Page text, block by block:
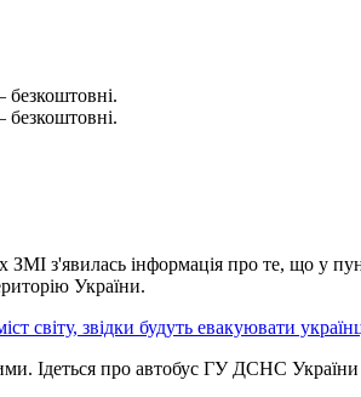
безкоштовні.
безкоштовні.
з'явилась інформація про те, що у
України.
світу, звідки будуть евакуювати
Ідеться про автобус ГУ ДСНС України